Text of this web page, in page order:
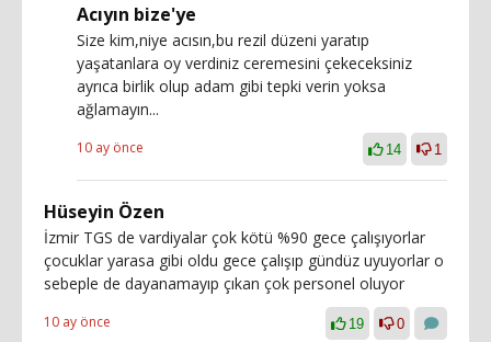
Acıyın bize'ye
Size kim,niye acısın,bu rezil düzeni yaratıp
yaşatanlara oy verdiniz ceremesini çekeceksiniz
ayrıca birlik olup adam gibi tepki verin yoksa
ağlamayın...
10 ay önce 14 1
Hüseyin Özen
İzmir TGS de vardiyalar çok kötü %90 gece çalışıyorlar
çocuklar yarasa gibi oldu gece çalışıp gündüz uyuyorlar o
sebeple de dayanamayıp çıkan çok personel oluyor
10 ay önce 19 0